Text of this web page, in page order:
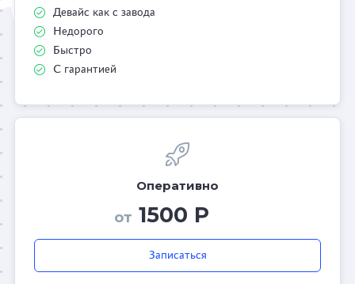
Девайс как с завода
Недорого
Быстро
С гарантией
Оперативно
от 1500 Р
Записаться